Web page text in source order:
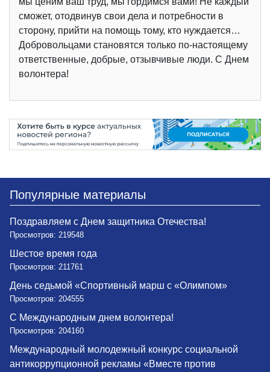
сможет, отодвинув свои дела и потребности в
сторону, прийти на помощь тому, кто нуждается…
Добровольцами становятся только по-настоящему
ответственные, добрые, отзывчивые люди. С Днем
волонтера!
Популярные материалы
Поздравляем с Днем защитника Отечества!
Просмотров: 219548
Шестое время года
Просмотров: 211761
День седьмой «Спортивный марш с «Олимпом»
Просмотров: 204555
С Международным днем волонтера!
Просмотров: 204160
Международный молодежный конкурс социальной
антикоррупционной рекламы «Вместе против